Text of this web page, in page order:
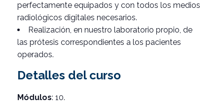
perfectamente equipados y con todos los medios
radiológicos digitales necesarios.
Realización, en nuestro laboratorio propio, de
las prótesis correspondientes a los pacientes
operados.
Detalles del curso
Módulos: 10.